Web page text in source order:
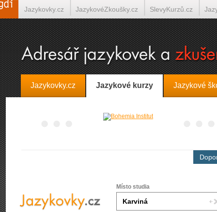
Jazykovky.cz Jazykové kurzy Jazykové
Místo studia
Jazykovky.cz JazykovéZkoušky.cz SlevyKurzů.cz
Španělština on-line Italština on-line Tlumočení-